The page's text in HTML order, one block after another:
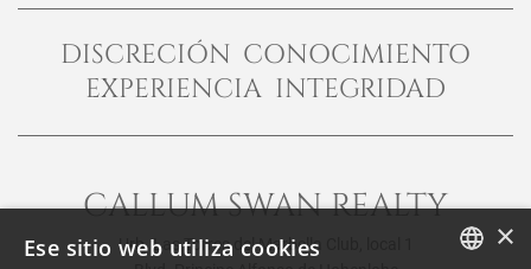
DISCRECIÓN CONOCIMIENTO
EXPERIENCIA INTEGRIDAD
CALLUM SWAN REALTY
Urb. Las Torres del Marbella Club, local 1
×
Ese sitio web utiliza cookies